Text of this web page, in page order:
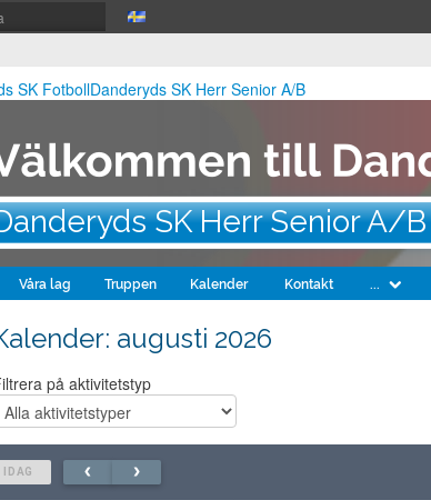
SK FotbollDanderyds SK Herr Senior A/B
SK Herr Senior A/B
Våra lag Truppen Kalender Kontakt ...
: augusti 2026
på aktivitetstyp
IDAG